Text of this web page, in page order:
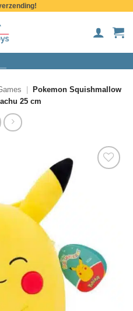
Pokemon Squishmallow
25 cm